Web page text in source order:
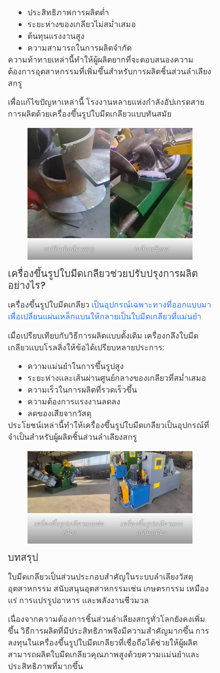
ประสิทธิภาพการผลิตต่ำ
ระยะห่างของเกลียวไม่สม่ำเสมอ
ต้นทุนแรงงานสูง
ความสามารถในการผลิตจำกัด
ความท้าทายเหล่านี้ทำให้ผู้ผลิตยากที่จะตอบสนองความ
ต้องการอุตสาหกรรมที่เพิ่มขึ้นสำหรับการผลิตชิ้นส่วนลำเลียง
สกรู
เพื่อแก้ไขปัญหาเหล่านี้ โรงงานหลายแห่งกำลังอัปเกรดสาย
การผลิตด้วยเครื่องขึ้นรูปใบมีดเกลียวแบบทันสมัย
แม่พิมพ์เกลียวสกรู เกลียวเชิงกล
เครื่องขึ้นรูปใบมีดเกลียวช่วยปรับปรุงการผลิต
อย่างไร?
เครื่องขึ้นรูปใบมีดเกลียว เป็นอุปกรณ์เฉพาะทางที่ออกแบบมา
เพื่อเปลี่ยนแผ่นเหล็กแบนให้กลายเป็นใบมีดเกลียวที่แม่นยำ
เมื่อเปรียบเทียบกับวิธีการผลิตแบบดั้งเดิม เครื่องกลึงใบมีด
เกลียวแบบโรลลิ่งให้ข้อได้เปรียบหลายประการ:
ความแม่นยำในการขึ้นรูปสูง
ระยะห่างและเส้นผ่านศูนย์กลางของเกลียวที่สม่ำเสมอ
ความเร็วในการผลิตที่รวดเร็วขึ้น
ความต้องการแรงงานลดลง
ลดของเสียจากวัสดุ
ประโยชน์เหล่านี้ทำให้เครื่องขึ้นรูปใบมีดเกลียวเป็นอุปกรณ์ที่
จำเป็นสำหรับผู้ผลิตชิ้นส่วนลำเลียงสกรู
เครื่องขึ้นรูปเกลียวแบบต่อ
เนื่อง
เครื่องขึ้นรูปเกลียวแบบ
เกลียวเดียว
บทสรุป
ใบมีดเกลียวเป็นส่วนประกอบสำคัญในระบบลำเลียงวัสดุ
อุตสาหกรรม สนับสนุนอุตสาหกรรมเช่น เกษตรกรรม เหมือง
แร่ การแปรรูปอาหาร และพลังงานชีวมวล
เนื่องจากความต้องการชิ้นส่วนลำเลียงสกรูทั่วโลกยังคงเพิ่ม
ขึ้น วิธีการผลิตที่มีประสิทธิภาพจึงมีความสำคัญมากขึ้น การ
ลงทุนในเครื่องขึ้นรูปใบมีดเกลียวที่เชื่อถือได้ช่วยให้ผู้ผลิต
สามารถผลิตใบมีดเกลียวคุณภาพสูงด้วยความแม่นยำและ
ประสิทธิภาพที่มากขึ้น